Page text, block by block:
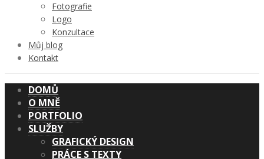
Fotografie
Logo
Konzultace
Můj blog
Kontakt
DOMŮ
O MNĚ
PORTFOLIO
SLUŽBY
GRAFICKÝ DESIGN
PRÁCE S TEXTY